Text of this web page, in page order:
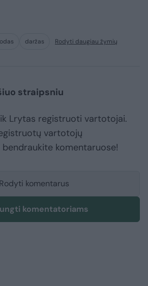
daržas Rodyti daugiau žymių
straipsniu
Lrytas registruoti vartotojai.
vartotojų
komentaruose!
Rodyti komentarus
komentatoriams